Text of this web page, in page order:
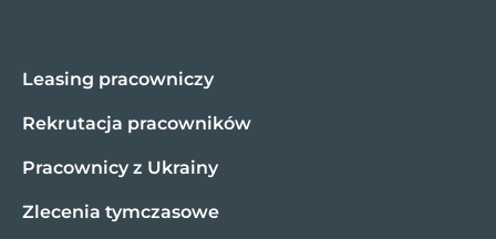
Leasing pracowniczy
Rekrutacja pracowników
Pracownicy z Ukrainy
Zlecenia tymczasowe